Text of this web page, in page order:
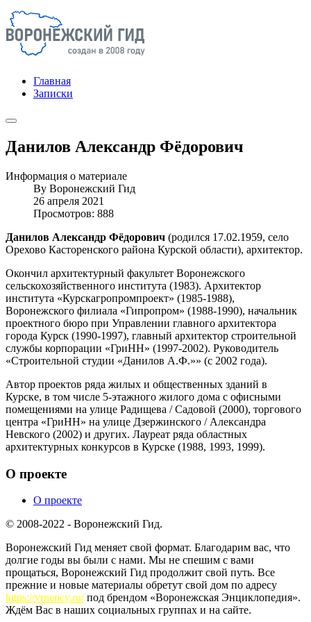
Главная
Записки
Данилов Александр Фёдорович
Информация о материале
By Воронежский Гид
26 апреля 2021
Просмотров: 888
Данилов Александр Фёдорович (родился 17.02.1959, село
Орехово Касторенского района Курской области), архитектор.
Окончил архитектурный факультет Воронежского
сельскохозяйственного института (1983). Архитектор
института «Курскагропромпроект» (1985-1988),
Воронежского филиала «Гипропром» (1988-1990), начальник
проектного бюро при Управлении главного архитектора
города Курск (1990-1997), главный архитектор строительной
службы корпорации «ГриНН» (1997-2002). Руководитель
«Строительной студии «Данилов А.Ф.»» (с 2002 года).
Автор проектов ряда жилых и общественных зданий в
Курске, в том числе 5-этажного жилого дома с офисными
помещениями на улице Радищева / Садовой (2000), торгового
центра «ГриНН» на улице Дзержинского / Александра
Невского (2002) и других. Лауреат ряда областных
архитектурных конкурсов в Курске (1988, 1993, 1999).
О проекте
О проекте
© 2008-2022 - Воронежский Гид.
Воронежский Гид меняет свой формат. Благодарим вас, что
долгие годы вы были с нами. Мы не спешим с вами
прощаться, Воронежский Гид продолжит свой путь. Все
прежние и новые материалы обретут свой дом по адресу
https://vrnency.ru/под брендом «Воронежская Энциклопедия».
Ждём Вас в наших социальных группах и на сайте.